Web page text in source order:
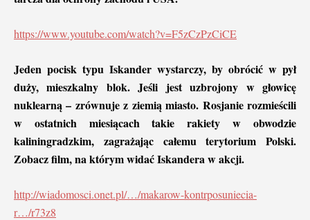
https://www.youtube.com/watch?v=F5zCzPzCiCE
Jeden pocisk typu Iskander wystarczy, by obrócić w pył
duży, mieszkalny blok. Jeśli jest uzbrojony w głowicę
nuklearną – zrównuje z ziemią miasto. Rosjanie rozmieścili
w ostatnich miesiącach takie rakiety w obwodzie
kaliningradzkim, zagrażając całemu terytorium Polski.
Zobacz film, na którym widać Iskandera w akcji.
http://wiadomosci.onet.pl/…/makarow-kontrposuniecia-
r…/r73z8